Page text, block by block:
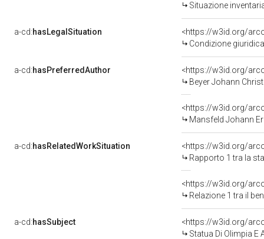
Situazione
a-cd:hasLegalSituation
<https://w3id.org/
Condizione
a-cd:hasPreferredAuthor
<https://w3id.org/
Beyer Johann
<https://w3id.org/
Mansfeld Johann
a-cd:hasRelatedWorkSituation
<https://w3id.org/
Rapporto 1 tra la
<https://w3id.org/
Relazione 1 tra il
a-cd:hasSubject
<https://w3id.org/
Statua Di Olimpia E